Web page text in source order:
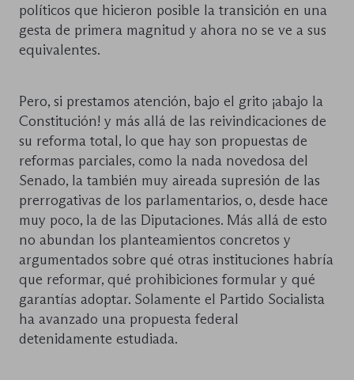
políticos que hicieron posible la transición en una
gesta de primera magnitud y ahora no se ve a sus
equivalentes.
Pero, si prestamos atención, bajo el grito ¡abajo la
Constitución! y más allá de las reivindicaciones de
su reforma total, lo que hay son propuestas de
reformas parciales, como la nada novedosa del
Senado, la también muy aireada supresión de las
prerrogativas de los parlamentarios, o, desde hace
muy poco, la de las Diputaciones. Más allá de esto
no abundan los planteamientos concretos y
argumentados sobre qué otras instituciones habría
que reformar, qué prohibiciones formular y qué
garantías adoptar. Solamente el Partido Socialista
ha avanzado una propuesta federal
detenidamente estudiada.